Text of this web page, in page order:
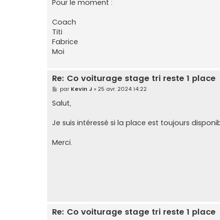
Pour le moment :
Coach
Titi
Fabrice
Moi
Re: Co voiturage stage tri reste 1 place
M
e
s
s
g
e
par Kevin J » 25 avr. 2024 14:22
Salut,
Je suis intéressé si la place est toujours
Merci.
Re: Co voiturage stage tri reste 1 place